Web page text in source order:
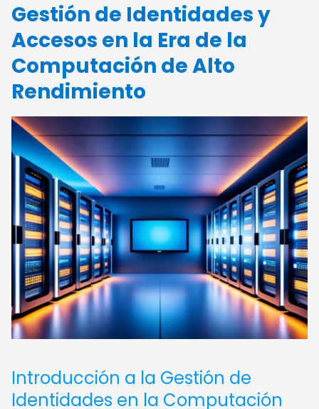
Gestión de Identidades y
Accesos en la Era de la
Computación de Alto
Rendimiento
Introducción a la Gestión de
Identidades en la Computación